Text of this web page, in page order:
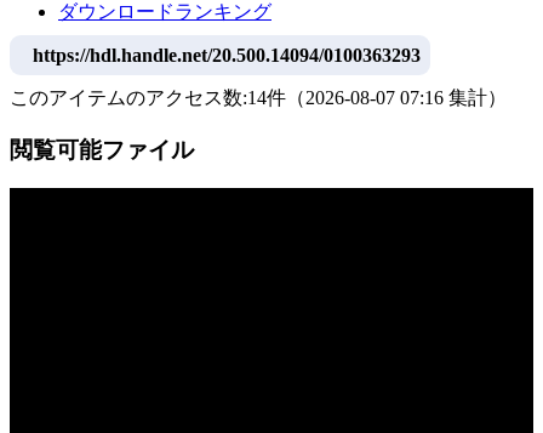
ダウンロードランキング
https://hdl.handle.net/20.500.14094/0100363293
このアイテムのアクセス数:14件 （2026-08-07 07:16 集計）
閲覧可能ファイル